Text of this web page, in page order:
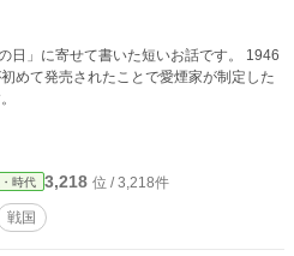
日」に寄せて書いた短いお話です。 1946
めて発売されたことで愛煙家が制定した
時代 3,218 位 / 3,218件
戦国